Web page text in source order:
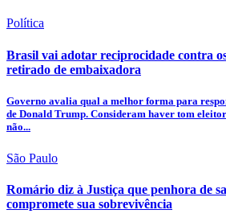
Política
Brasil vai adotar reciprocidade contra
retirado de embaixadora
Governo avalia qual a melhor forma para
de Donald Trump. Consideram haver tom
não...
São Paulo
Romário diz à Justiça que penhora de
compromete sua sobrevivência